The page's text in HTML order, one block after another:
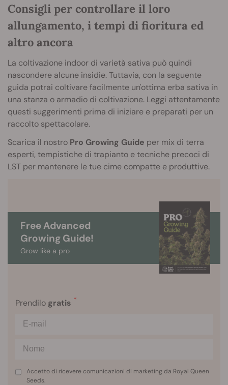
Consigli per controllare il loro
allungamento, i tempi di fioritura ed
altro ancora
La coltivazione indoor di varietà sativa può quindi
nascondere alcune insidie. Tuttavia, con la seguente
guida potrai coltivare facilmente un'ottima erba sativa in
una stanza o armadio di coltivazione. Leggi attentamente
questi suggerimenti prima di iniziare e preparati per un
raccolto spettacolare.
Scarica il nostro Pro Growing Guide per mix di terra
esperti, tempistiche di trapianto e tecniche precoci di
LST per mantenere le tue cime compatte e produttive.
Free Advanced
Growing Guide!
Grow like a pro
Prendilo gratis *
Accetto di ricevere comunicazioni di marketing da Royal Queen
Seeds.